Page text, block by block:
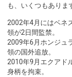
も、いくつもありま
2002年4月にはベネ
領が2日間監禁。
2009年6月ホンジュ
領の国外追放。
2010年9月エクアド
身柄を拘束。